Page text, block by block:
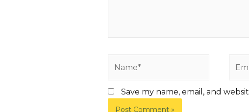
Save my name, email, and